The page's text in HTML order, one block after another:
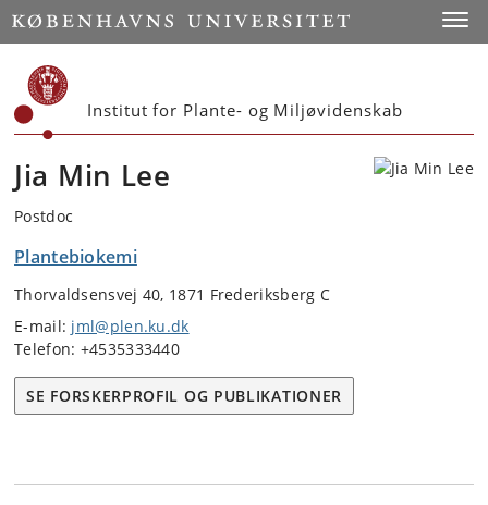
Start
Institut for Plante- og Miljøvidenskab
Jia Min Lee
Postdoc
Plantebiokemi
Thorvaldsensvej 40, 1871 Frederiksberg C
E-mail: jml@plen.ku.dk
Telefon: +4535333440
SE FORSKERPROFIL OG PUBLIKATIONER